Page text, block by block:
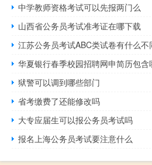
中学教师资格考试可以先报两门么
山西省公务员考试准考证在哪下载
江苏公务员考试ABC类试卷有什么不
华夏银行春季校园招聘网申简历包含
狱警可以调到哪些部门
省考缴费了还能修改吗
大专应届生可以报公务员考试吗
报名上海公务员考试要注意什么